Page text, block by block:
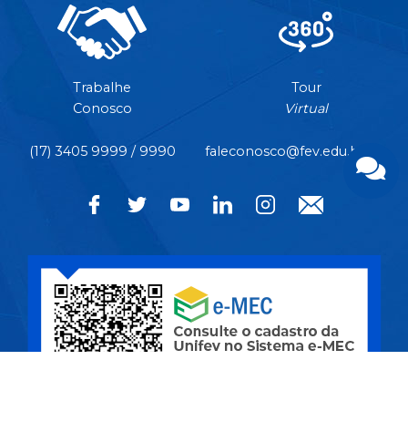
Trabalhe
Conosco
Tour
Virtual
(17) 3405 9999 / 9990 faleconosco@fev.edu.br